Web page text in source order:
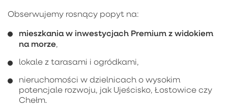
Obserwujemy rosnący popyt na:
mieszkania w inwestycjach Premium z widokiem
na morze,
lokale z tarasami i ogródkami,
nieruchomości w dzielnicach o wysokim
potencjale rozwoju, jak Ujeścisko, Łostowice czy
Chełm.